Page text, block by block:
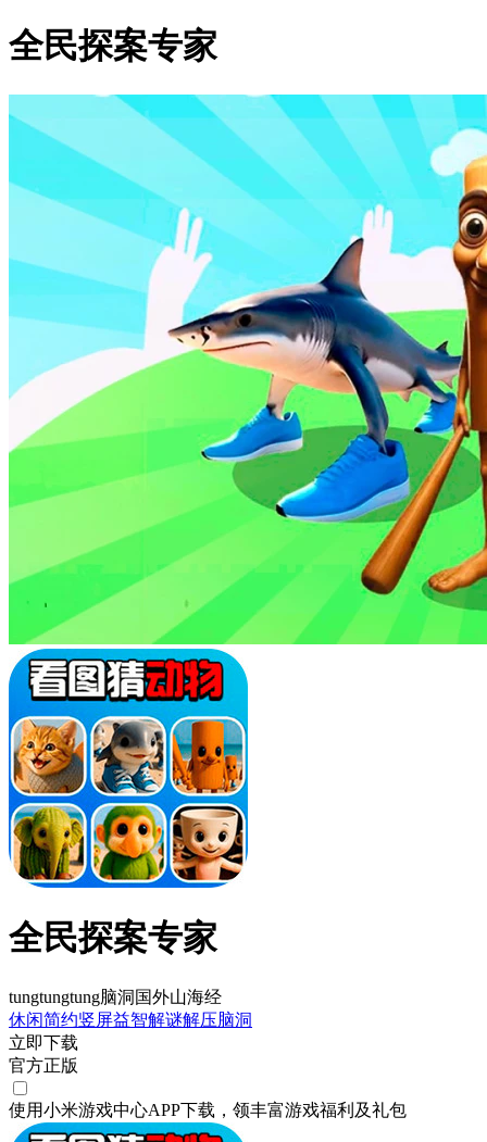
全民探案专家
全民探案专家
tungtungtung脑洞国外山海经
休闲简约竖屏益智解谜解压脑洞
立即下载
官方正版
使用小米游戏中心APP下载 ，领丰富游戏福利 及礼包